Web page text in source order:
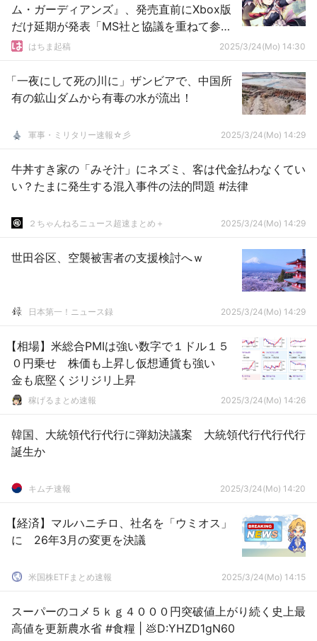
ム・ガーディアンズ』、発売直前にXbox版
だけ延期が発表「MS社と協議を重ねて参り
ましたが…」
はちま起稿 2025/3/24(Mo) 14:30
「一夜にして死の川に」ザンビアで、中国所
有の鉱山ダムから有毒の水が流出！
軍事・ミリタリー速報☆彡 2025/3/24(Mo) 14:29
牛丼すき家の「みそ汁」にネズミ、客は代金払わなくてい
い？たまに発生する混入事件の法的問題 #法律
２ちゃんねるニュース超速まとめ＋ 2025/3/24(Mo) 14:29
世田谷区、空襲被害者の支援検討へｗ
日本第一！ニュース録 2025/3/24(Mo) 14:29
【相場】米総合PMIは強い数字で１ドル１５
０円乗せ 株価も上昇し仮想通貨も強い
金も底堅くジリジリ上昇
稼げるまとめ速報 2025/3/24(Mo) 14:26
韓国、大統領代行代行に弾劾決議案 大統領代行代行代行
誕生か
キムチ速報 2025/3/24(Mo) 14:20
【経済】マルハニチロ、社名を「ウミオス」
に 26年3月の変更を決議
米国株ETFまとめ速報 2025/3/24(Mo) 14:15
スーパーのコメ５ｋｇ４０００円突破値上がり続く史上最
高値を更新農水省 #食糧 | 💩D:YHZD1gN60